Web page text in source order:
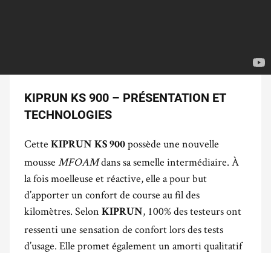
KIPRUN KS 900 – PRÉSENTATION ET
TECHNOLOGIES
Cette KIPRUN KS 900 possède une nouvelle
mousse MFOAMdans sa semelle intermédiaire. À
la fois moelleuse et réactive, elle a pour but
d’apporter un confort de course au fil des
kilomètres. Selon KIPRUN, 100% des testeurs ont
ressenti une sensation de confort lors des tests
d’usage. Elle promet également un amorti qualitatif